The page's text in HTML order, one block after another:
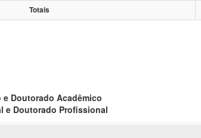
Totais
e Doutorado Acadêmico
e Doutorado Profissional